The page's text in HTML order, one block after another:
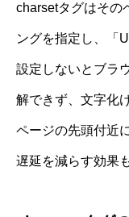
charsetタグはその
ングを指定し、「
設定しないとブラ
解できず、文字化
ページの先頭付近
遅延を減らす効果